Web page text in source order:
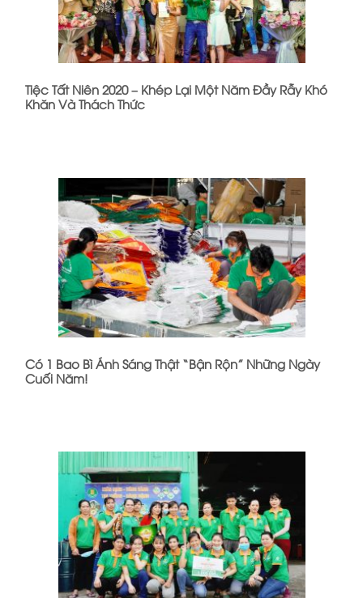
Tiệc Tất Niên 2020 – Khép Lại Một Năm Đầy Rẫy Khó
Khăn Và Thách Thức
Có 1 Bao Bì Ánh Sáng Thật “Bận Rộn” Những Ngày
Cuối Năm!